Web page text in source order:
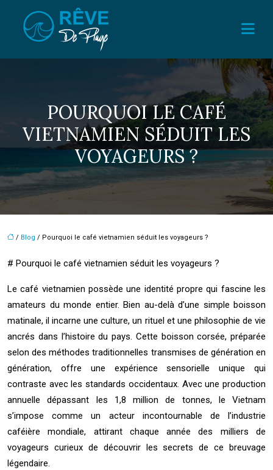
POURQUOI LE CAFÉ
VIETNAMIEN SÉDUIT LES
VOYAGEURS ?
/ Blog / Pourquoi le café vietnamien séduit les voyageurs ?
# Pourquoi le café vietnamien séduit les voyageurs ?
Le café vietnamien possède une identité propre qui fascine les
amateurs du monde entier. Bien au-delà d’une simple boisson
matinale, il incarne une culture, un rituel et une philosophie de vie
ancrés dans l’histoire du pays. Cette boisson corsée, préparée
selon des méthodes traditionnelles transmises de génération en
génération, offre une expérience sensorielle unique qui
contraste avec les standards occidentaux. Avec une production
annuelle dépassant les 1,8 million de tonnes, le Vietnam
s’impose comme un acteur incontournable de l’industrie
caféière mondiale, attirant chaque année des milliers de
voyageurs curieux de découvrir les secrets de ce breuvage
légendaire.